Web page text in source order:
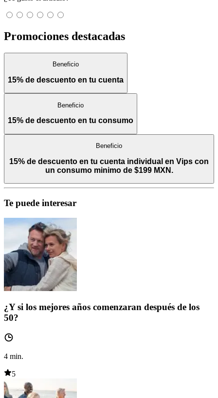
Promociones destacadas
Beneficio
15% de descuento en tu cuenta
Beneficio
15% de descuento en tu consumo
Beneficio
15% de descuento en tu cuenta individual en Vips con
un consumo minimo de $199 MXN.
Te puede interesar
¿Y si los mejores años comenzaran después de los
50?
4 min.
5